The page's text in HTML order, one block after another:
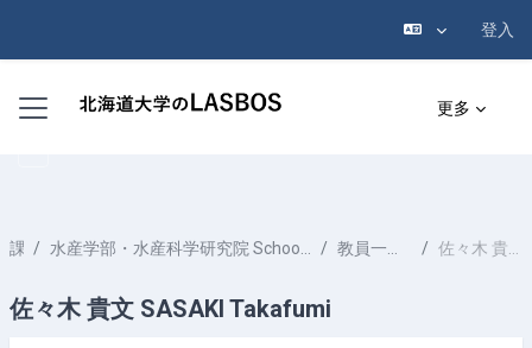
登入
側板 更多
課程 水産学部・水産科学研究院 School of Fisheries Sciences & Faculty of Fisheries Sciences 教員一覧 List of Professors 佐々木 貴文 SASAKI Takafumi
佐々木 貴文 SASAKI Takafumi